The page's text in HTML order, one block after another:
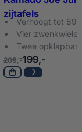
zijtafels
Verhoogt tot 89
Vier zwenkwielen
Twee
209,-199,-